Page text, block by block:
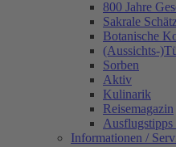
800 Jahre
Sakrale
Botanische
(Aussichts-
Sorben
Aktiv
Kulinarik
Reisemagazin
Informationen /